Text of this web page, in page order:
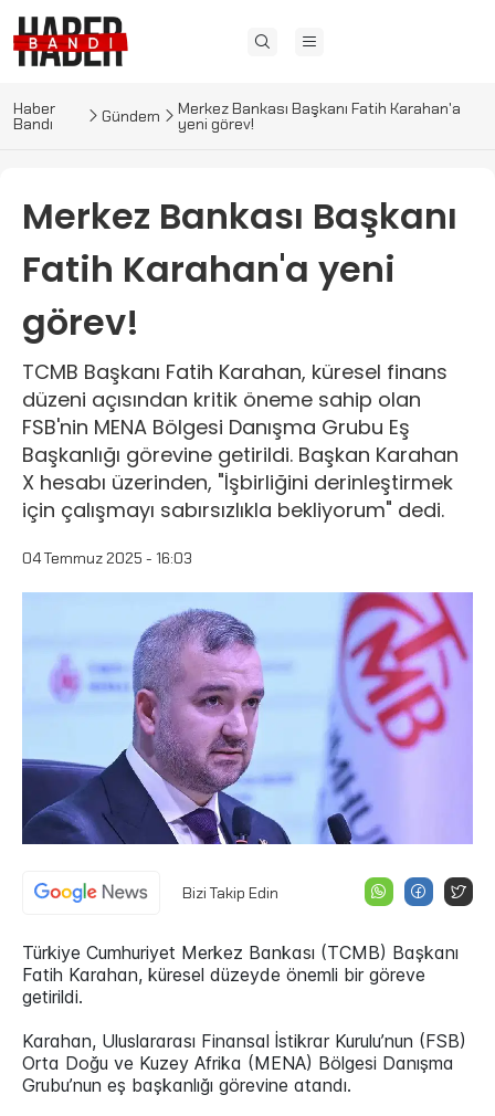
Haber
Bandı Gündem Merkez Bankası Başkanı Fatih Karahan'a
yeni görev!
Merkez Bankası Başkanı
Fatih Karahan'a yeni
görev!
TCMB Başkanı Fatih Karahan, küresel finans
düzeni açısından kritik öneme sahip olan
FSB'nin MENA Bölgesi Danışma Grubu Eş
Başkanlığı görevine getirildi. Başkan Karahan
X hesabı üzerinden, "İşbirliğini derinleştirmek
için çalışmayı sabırsızlıkla bekliyorum" dedi.
04 Temmuz 2025 - 16:03
Bizi Takip Edin
Türkiye Cumhuriyet Merkez Bankası (TCMB) Başkanı
Fatih Karahan, küresel düzeyde önemli bir göreve
getirildi.
Karahan, Uluslararası Finansal İstikrar Kurulu’nun (FSB)
Orta Doğu ve Kuzey Afrika (MENA) Bölgesi Danışma
Grubu’nun eş başkanlığı görevine atandı.